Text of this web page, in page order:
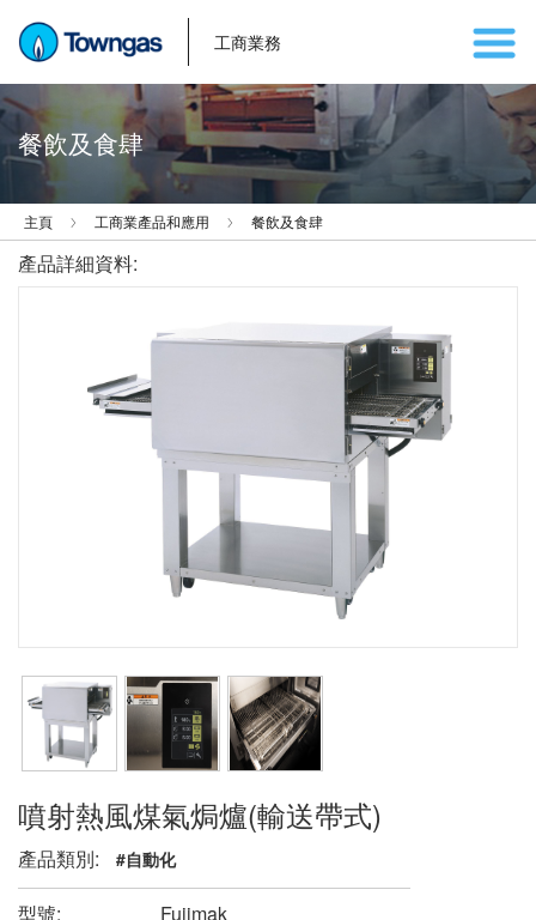
工商業務
餐飲及食肆
主頁 工商業產品和應用 餐飲及食肆
產品詳細資料:
噴射熱風煤氣焗爐(輸送帶式)
產品類別: #自動化
型號:
Fujimak